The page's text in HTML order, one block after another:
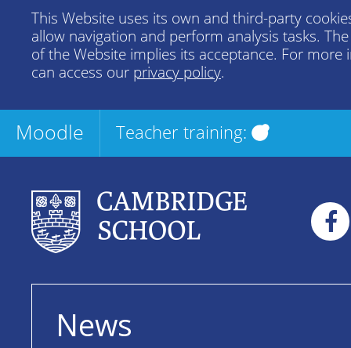
This Website uses its own and third-party
allow navigation and perform analysis tasks.
of the Website implies its acceptance. For more
can access our privacy policy.
Moodle Teacher training:
News